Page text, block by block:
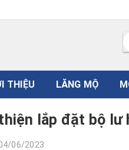
THIỆU LĂNG MỘ
lắp đặt bộ lư
06/2023